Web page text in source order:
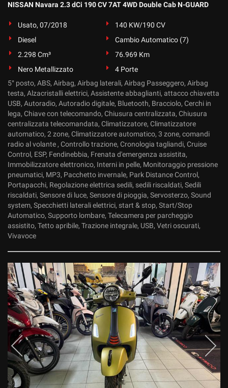
NISSAN Navara 2.3 dCi 190 CV 7AT 4WD Double Cab N-GUARD
Usato, 07/2018
140 KW/190 CV
Diesel
Cambio Automatico (7)
2.298 Cm³
76.969 Km
Nero Metallizzato
4 Porte
5° posto, ABS, Airbag, Airbag laterali, Airbag Passeggero, Airbag
testa, Alzacristalli elettrici, Assistente abbaglianti, attacco chiavetta
USB, Autoradio, Autoradio digitale, Bluetooth, Bracciolo, Cerchi in
lega, Chiave con telecomando, Chiusura centralizzata, Chiusura
centralizzata telecomandata, Climatizzatore, Climatizzatore
automatico, 2 zone, Climatizzatore automatico, 3 zone, comandi
radio al volante , Controllo trazione, Cronologia tagliandi, Cruise
Control, ESP, Fendinebbia, Frenata d'emergenza assistita,
Immobilizzatore elettronico, Interni in pelle, Monitoraggio pressione
pneumatici, MP3, Pacchetto invernale, Park Distance Control,
Portapacchi, Regolazione elettrica sedili, sedili riscaldati, Sedili
riscaldati, Sensore di luce, Sensore di pioggia, Servosterzo, Sound
system, Specchietti laterali elettrici, start & stop, Start/Stop
Automatico, Supporto lombare, Telecamera per parcheggio
assistito, Tetto apribile, Trazione integrale, USB, Vetri oscurati,
Vivavoce